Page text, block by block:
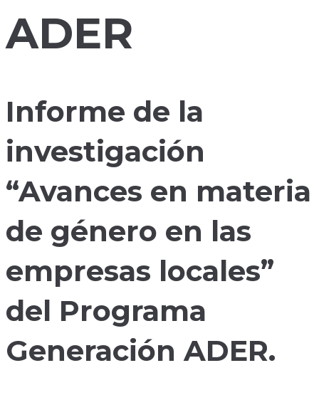
ADER
Informe de la
investigación
“Avances en materia
de género en las
empresas locales”
del Programa
Generación ADER.